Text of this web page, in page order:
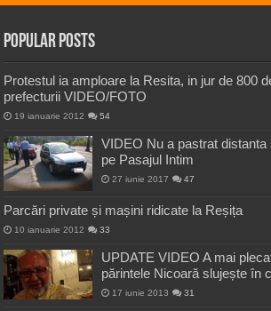
Popular Posts
Protestul ia amploare la Resita, in jur de 800
prefecturii VIDEO/FOTO
19 ianuarie 2012 54
VIDEO Nu a pastrat
pe Pasajul Intim
27 iunie 2017 47
Parcări private și mașini ridicate la Reșița
10 ianuarie 2012 33
UPDATE VIDEO A mai
părintele Nicoară slujește în
17 iunie 2013 31